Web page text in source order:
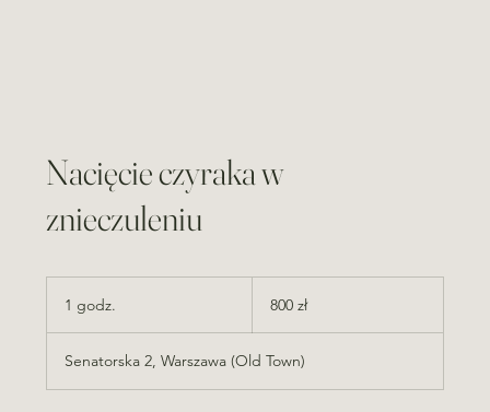
Nacięcie czyraka w
znieczuleniu
1 godz.
d
z
polskich
800 zł
Senatorska 2, Warszawa (Old Town)